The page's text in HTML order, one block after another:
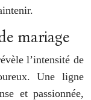
mariage
l’intensité de
Une ligne
et passionnée,